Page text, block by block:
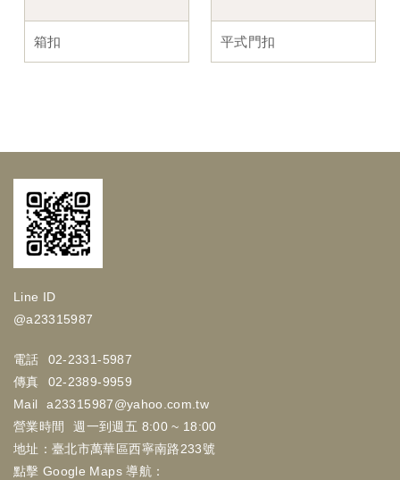
箱扣 平式門扣
Line ID
@a23315987
電話
02-2331-5987
傳真
02-2389-9959
Mail
a23315987@yahoo.com.tw
營業時間
週一到週五 8:00 ~ 18:00
地址：臺北市萬華區西寧南路233號
點擊 Google Maps 導航：